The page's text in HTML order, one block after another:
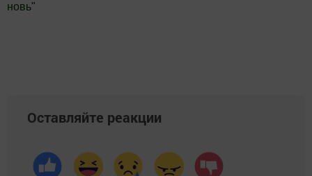
новь"
Оставляйте реакции